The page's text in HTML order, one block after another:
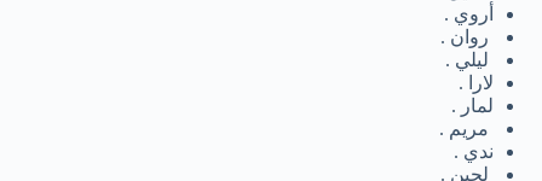
أروي .
روان .
ليلي .
لارا .
لمار .
مريم .
ندي .
لجين .